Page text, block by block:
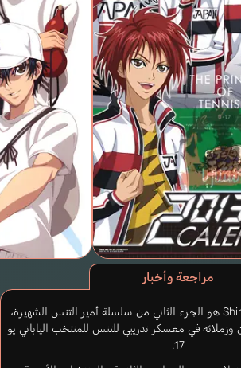
مراجعة وأخبار
Shin Tennis no Oujisama هو الجزء الثاني من سلسلة أمير التنس الشهيرة،
وزملائه في معسكر تدريبي للتنس للمنتخب الياباني يو
17.